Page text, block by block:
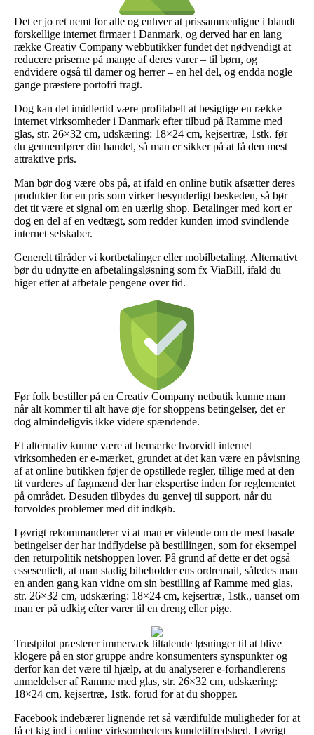
Det er jo ret nemt for alle og enhver at prissammenligne i blandt
forskellige internet firmaer i Danmark, og derved har en lang
række Creativ Company webbutikker fundet det nødvendigt at
reducere priserne på mange af deres varer – til børn, og
endvidere også til damer og herrer – en hel del, og endda nogle
gange præstere portofri fragt.
Dog kan det imidlertid være profitabelt at besigtige en række
internet virksomheder i Danmark efter tilbud på Ramme med
glas, str. 26×32 cm, udskæring: 18×24 cm, kejsertræ, 1stk. før
du gennemfører din handel, så man er sikker på at få den mest
attraktive pris.
Man bør dog være obs på, at ifald en online butik afsætter deres
produkter for en pris som virker besynderligt beskeden, så bør
det tit være et signal om en uærlig shop. Betalinger med kort er
dog en del af en vedtægt, som redder kunden imod svindlende
internet selskaber.
Generelt tilråder vi kortbetalinger eller mobilbetaling. Alternativt
bør du udnytte en afbetalingsløsning som fx ViaBill, ifald du
higer efter at afbetale pengene over tid.
Før folk bestiller på en Creativ Company netbutik kunne man
når alt kommer til alt have øje for shoppens betingelser, det er
dog almindeligvis ikke videre spændende.
Et alternativ kunne være at bemærke hvorvidt internet
virksomheden er e-mærket, grundet at det kan være en påvisning
af at online butikken føjer de opstillede regler, tillige med at den
tit vurderes af fagmænd der har ekspertise inden for reglementet
på området. Desuden tilbydes du genvej til support, når du
forvoldes problemer med dit indkøb.
I øvrigt rekommanderer vi at man er vidende om de mest basale
betingelser der har indflydelse på bestillingen, som for eksempel
den returpolitik netshoppen lover. På grund af dette er det også
essesentielt, at man stadig bibeholder ens ordremail, således man
en anden gang kan vidne om sin bestilling af Ramme med glas,
str. 26×32 cm, udskæring: 18×24 cm, kejsertræ, 1stk., uanset om
man er på udkig efter varer til en dreng eller pige.
Trustpilot præsterer immervæk tiltalende løsninger til at blive
klogere på en stor gruppe andre konsumenters synspunkter og
derfor kan det være til hjælp, at du analyserer e-forhandlerens
anmeldelser af Ramme med glas, str. 26×32 cm, udskæring:
18×24 cm, kejsertræ, 1stk. forud for at du shopper.
Facebook indebærer lignende ret så værdifulde muligheder for at
få et kig ind i online virksomhedens kundetilfredshed. I øvrigt